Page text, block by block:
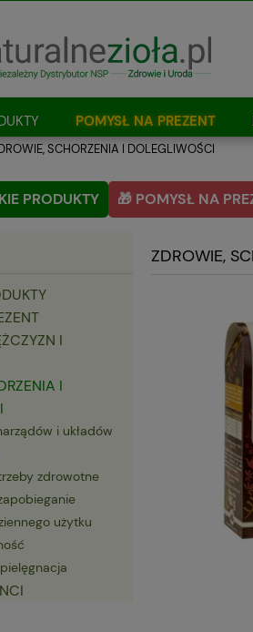
POMYSŁ NA PREZENT
SCHORZENIA I DOLEGLIWOŚCI
PRODUKTY 🎁 POMYSŁ NA
I
I
i układów
zdrowotne
użytku
ZDROWIE,